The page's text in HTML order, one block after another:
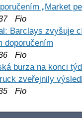
„Market
Fio
Barclays zvyšuje
doporučením
Fio
burza na konci
zveřejnily
Fio